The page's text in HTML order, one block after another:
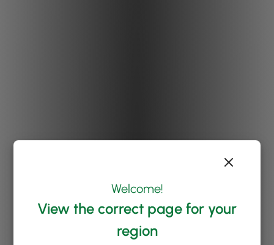
Welcome!
View the correct page for your
region